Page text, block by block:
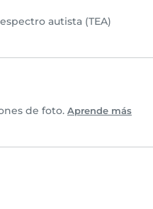
autista (TEA)
de foto. Aprende más